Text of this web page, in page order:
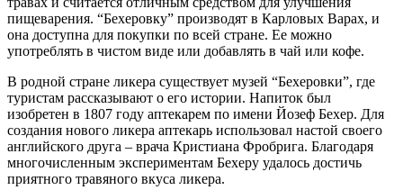
пищеварения. “Бехеровку” производят в Карловых Варах, и
она доступна для покупки по всей стране. Ее можно
употреблять в чистом виде или добавлять в чай или кофе.
В родной стране ликера существует музей “Бехеровки”, где
туристам рассказывают о его истории. Напиток был
изобретен в 1807 году аптекарем по имени Йозеф Бехер. Для
создания нового ликера аптекарь использовал настой своего
английского друга – врача Кристиана Фробрига. Благодаря
многочисленным экспериментам Бехеру удалось достичь
приятного травяного вкуса ликера.